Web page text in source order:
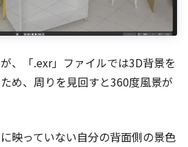
、「.exr」ファイルでは3D背景を
め、周りを見回すと360度風景が
映っていない自分の背面側の景色